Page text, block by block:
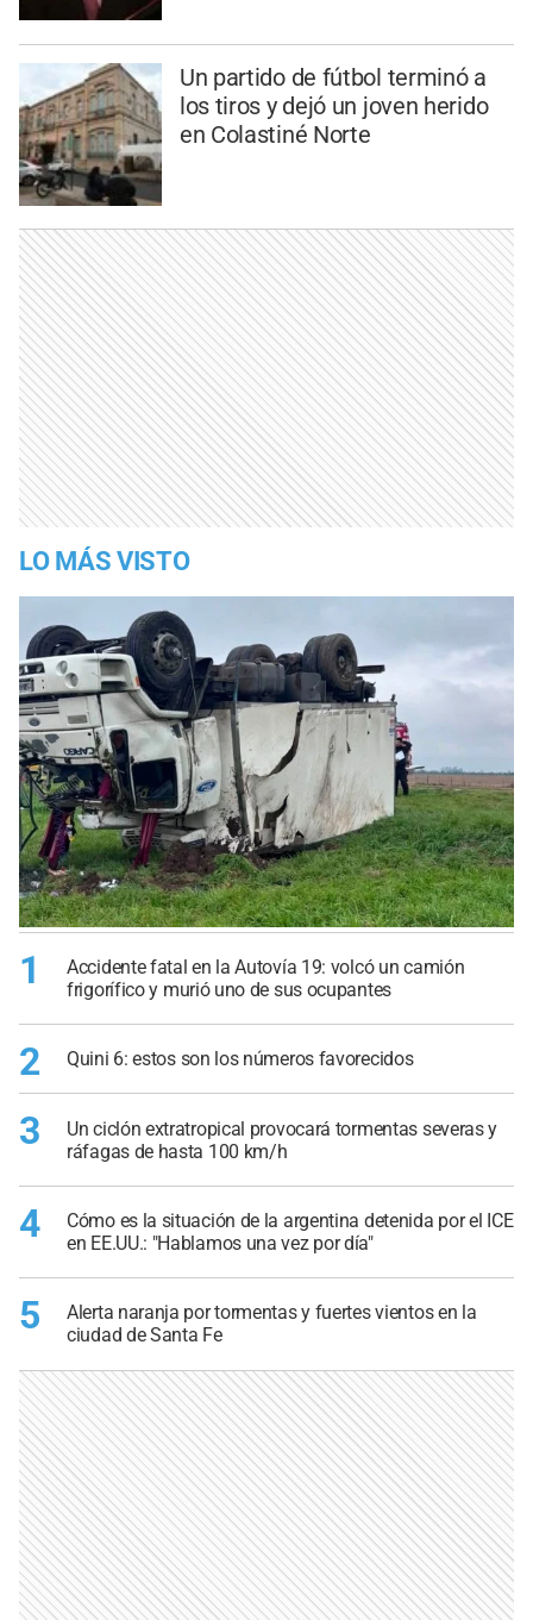
Un partido de fútbol terminó a
los tiros y dejó un joven herido
en Colastiné Norte
LO MÁS VISTO
1
Accidente fatal en la Autovía 19: volcó un camión
frigorífico y murió uno de sus ocupantes
2 Quini 6: estos son los números favorecidos
3
Un ciclón extratropical provocará tormentas severas y
ráfagas de hasta 100 km/h
4
Cómo es la situación de la argentina detenida por el ICE
en EE.UU.: "Hablamos una vez por día"
5
Alerta naranja por tormentas y fuertes vientos en la
ciudad de Santa Fe